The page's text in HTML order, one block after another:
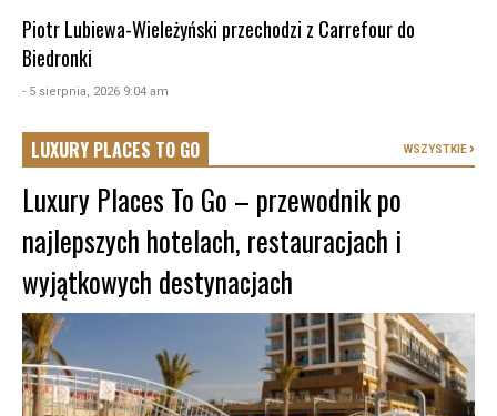
Piotr Lubiewa-Wieleżyński przechodzi z Carrefour do
Biedronki
- 5 sierpnia, 2026 9:04 am
LUXURY PLACES TO GO WSZYSTKIE
Luxury Places To Go – przewodnik po
najlepszych hotelach, restauracjach i
wyjątkowych destynacjach